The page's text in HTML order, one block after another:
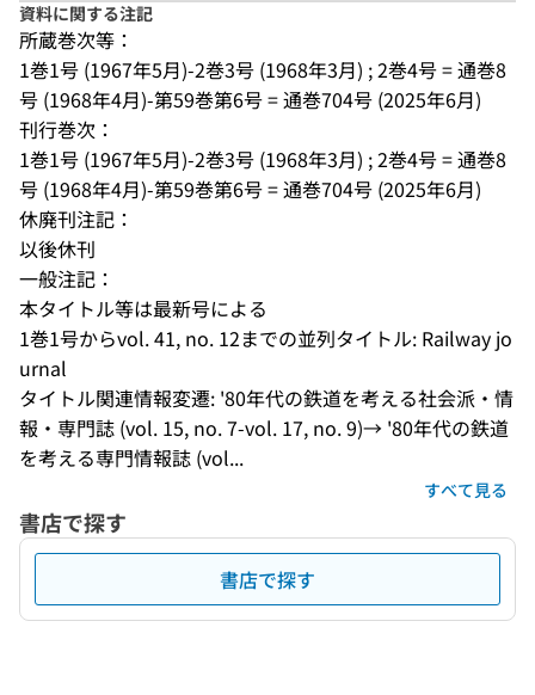
資料に関する注記
所蔵巻次等：
1巻1号 (1967年5月)-2巻3号 (1968年3月) ; 2巻4号 = 通巻8
号 (1968年4月)-第59巻第6号 = 通巻704号 (2025年6月)
刊行巻次：
1巻1号 (1967年5月)-2巻3号 (1968年3月) ; 2巻4号 = 通巻8
号 (1968年4月)-第59巻第6号 = 通巻704号 (2025年6月)
休廃刊注記：
以後休刊
一般注記：
本タイトル等は最新号による
1巻1号からvol. 41, no. 12までの並列タイトル: Railway jo
urnal
タイトル関連情報変遷: '80年代の鉄道を考える社会派・情
報・専門誌 (vol. 15, no. 7-vol. 17, no. 9)→ '80年代の鉄道
を考える専門情報誌 (vol...
すべて見る
書店で探す
書店で探す